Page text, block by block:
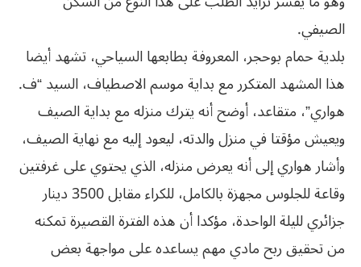
الصيفي.
بلدية حمام بوحجر، المعروفة بطابعها السياحي، تشهد أيضا
هذا المشهد المتكرر مع بداية موسم الاصطياف، السيد “ف.
هواري”، متقاعد، أوضح أنه يترك منزله مع بداية الصيف
ويعيش مؤقتا في منزل والدته، ليعود إليه مع نهاية الصيف،
وأشار هواري إلى أنه يعرض منزله، الذي يحتوي على غرفتين
وقاعة للجلوس مجهزة بالكامل، للكراء مقابل 3500 دينار
جزائري لليلة الواحدة، مؤكدا أن هذه الفترة القصيرة تمكنه
من تحقيق ربح مادي مهم يساعده على مواجهة بعض